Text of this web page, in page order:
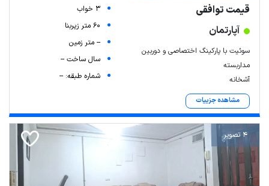
قیمت توافقی
آپارتمان
سوئیت با پارکینگ اختصاصی و دوربین
مداربسته
آشخانه
مشاهده جزییات
3 خواب
60 متر زیربنا
-- متر زمین
سال ساخت --
شماره طبقه: --
4 تصویر